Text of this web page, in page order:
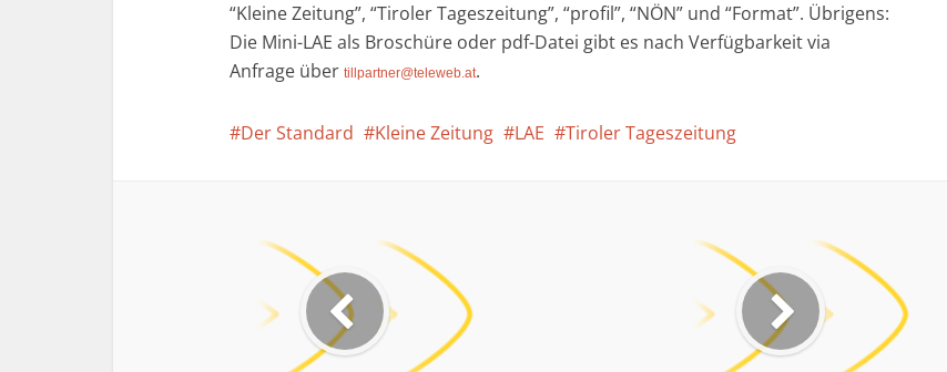
“Kleine Zeitung”, “Tiroler Tageszeitung”, “profil”, “NÖN” und “Format”. Übrigens:
Die Mini-LAE als Broschüre oder pdf-Datei gibt es nach Verfügbarkeit via
Anfrage über tillpartner@teleweb.at.
Der Standard Kleine Zeitung LAE Tiroler Tageszeitung